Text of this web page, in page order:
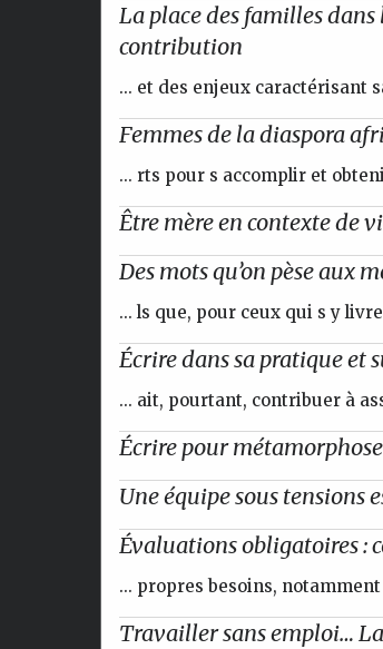
La place des familles
contribution
... et des enjeux caractérisant
Femmes de la diaspora
... rts pour s accomplir et
Être mère en contexte de
Des mots qu’on pèse aux
... ls que, pour ceux qui s y
Écrire dans sa pratique et
... ait, pourtant, contribuer à
Écrire pour
Une équipe sous tensions
Évaluations obligatoires :
... propres besoins,
Travailler sans emploi…